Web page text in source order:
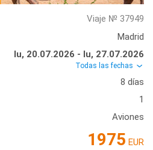
Viaje № 37949
Madrid
lu, 20.07.2026 - lu, 27.07.2026
Todas las fechas
8 días
1
Aviones
1975 EUR